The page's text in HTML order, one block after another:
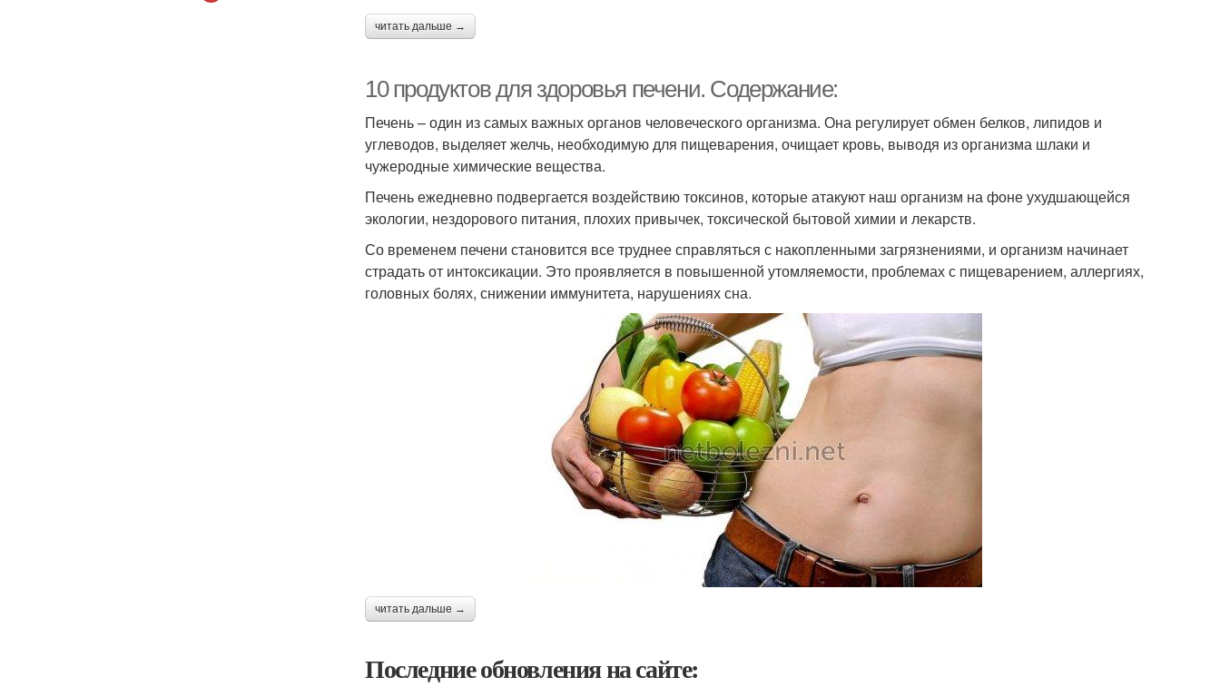
читать дальше →
10 продуктов для здоровья печени. Содержание:
Печень – один из самых важных органов человеческого организма. Она регулирует обмен белков, липидов и
углеводов, выделяет желчь, необходимую для пищеварения, очищает кровь, выводя из организма шлаки и
чужеродные химические вещества.
Печень ежедневно подвергается воздействию токсинов, которые атакуют наш организм на фоне ухудшающейся
экологии, нездорового питания, плохих привычек, токсической бытовой химии и лекарств.
Со временем печени становится все труднее справляться с накопленными загрязнениями, и организм начинает
страдать от интоксикации. Это проявляется в повышенной утомляемости, проблемах с пищеварением, аллергиях,
головных болях, снижении иммунитета, нарушениях сна.
читать дальше →
Последние обновления на сайте: